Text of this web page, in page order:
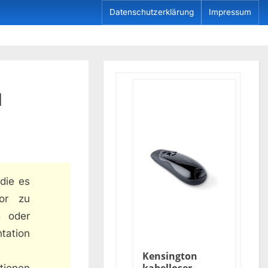
Datenschutzerklärung Impressum
es
zu
oder
Kensington